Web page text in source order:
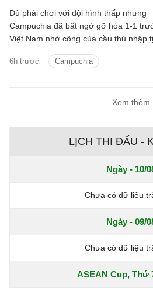
6h trước Campuchia
Dù phải chơi với đội hình thấp nhưng
Campuchia đã bất ngờ gỡ hòa 1-1
Việt Nam nhờ công của cầu thủ nhập
Xem thêm
LỊCH THI ĐẤU -
Ngày - 10/
Chưa có dữ liệu
Ngày - 09/
Chưa có dữ liệu
ASEAN Cup, Thứ